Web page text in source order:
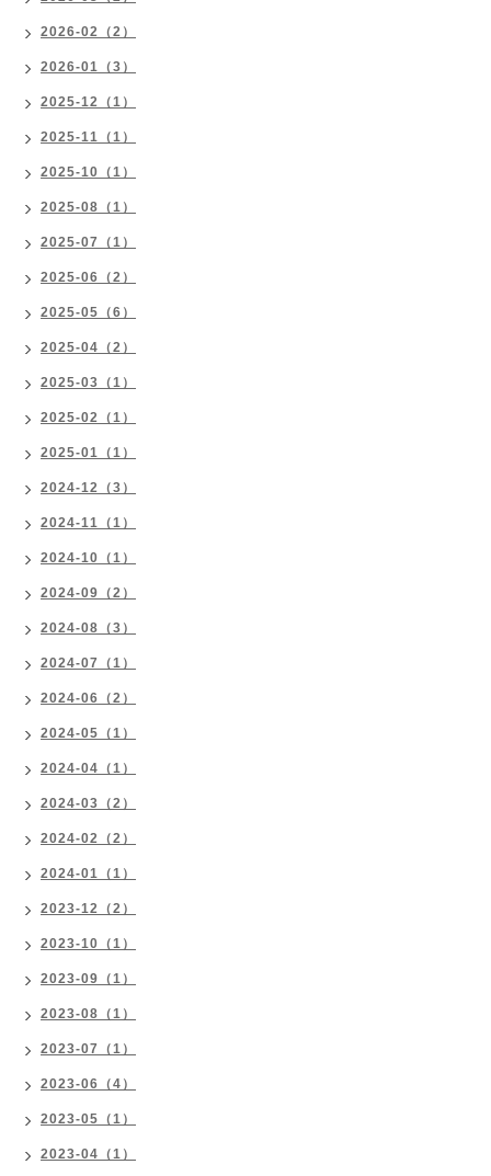
2026-02（2）
2026-01（3）
2025-12（1）
2025-11（1）
2025-10（1）
2025-08（1）
2025-07（1）
2025-06（2）
2025-05（6）
2025-04（2）
2025-03（1）
2025-02（1）
2025-01（1）
2024-12（3）
2024-11（1）
2024-10（1）
2024-09（2）
2024-08（3）
2024-07（1）
2024-06（2）
2024-05（1）
2024-04（1）
2024-03（2）
2024-02（2）
2024-01（1）
2023-12（2）
2023-10（1）
2023-09（1）
2023-08（1）
2023-07（1）
2023-06（4）
2023-05（1）
2023-04（1）